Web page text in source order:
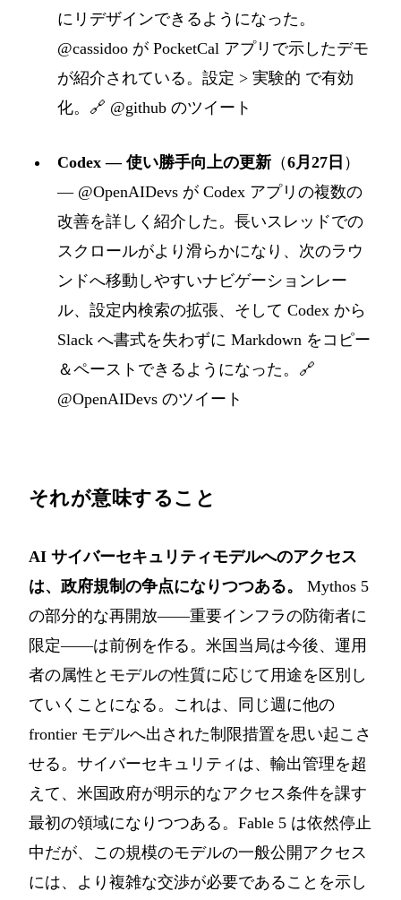
にリデザインできるようになった。
@cassidoo が PocketCal アプリで示したデモ
が紹介されている。設定 > 実験的 で有効
化。🔗 @github のツイート
Codex — 使い勝手向上の更新 （6月27日 ）
— @OpenAIDevs が Codex アプリの複数の
改善を詳しく紹介した。長いスレッドでの
スクロールがより滑らかになり、次のラウ
ンドへ移動しやすいナビゲーションレー
ル、設定内検索の拡張、そして Codex から
Slack へ書式を失わずに Markdown をコピー
＆ペーストできるようになった。🔗
@OpenAIDevs のツイート
それが意味すること
AI サイバーセキュリティモデルへのアクセス
は、政府規制の争点になりつつある。
Mythos 5
の部分的な再開放――重要インフラの防衛者に
限定――は前例を作る。米国当局は今後、運用
者の属性とモデルの性質に応じて用途を区別し
ていくことになる。これは、同じ週に他の
frontier モデルへ出された制限措置を思い起こさ
せる。サイバーセキュリティは、輸出管理を超
えて、米国政府が明示的なアクセス条件を課す
最初の領域になりつつある。Fable 5 は依然停止
中だが、この規模のモデルの一般公開アクセス
には、より複雑な交渉が必要であることを示し